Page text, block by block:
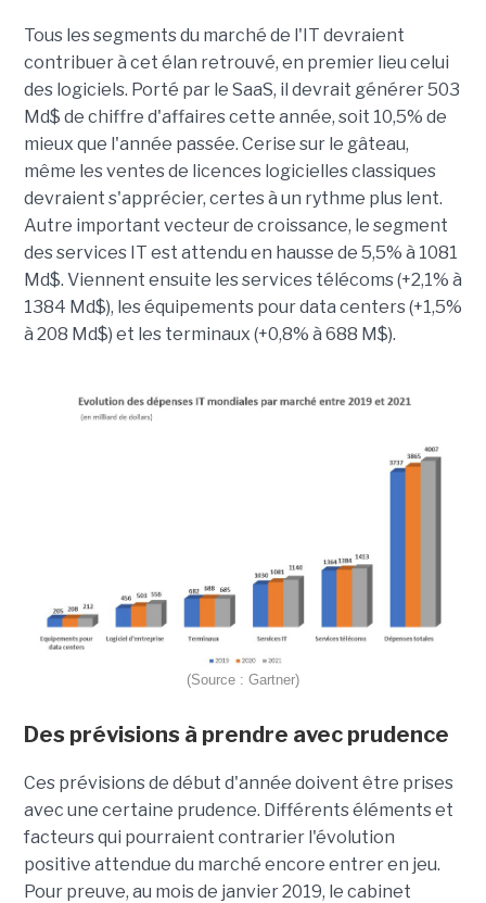
Tous les segments du marché de l'IT devraient
contribuer à cet élan retrouvé, en premier lieu celui
des logiciels. Porté par le SaaS, il devrait générer 503
Md$ de chiffre d'affaires cette année, soit 10,5% de
mieux que l'année passée. Cerise sur le gâteau,
même les ventes de licences logicielles classiques
devraient s'apprécier, certes à un rythme plus lent.
Autre important vecteur de croissance, le segment
des services IT est attendu en hausse de 5,5% à 1081
Md$. Viennent ensuite les services télécoms (+2,1% à
1384 Md$), les équipements pour data centers (+1,5%
à 208 Md$) et les terminaux (+0,8% à 688 M$).
(Source : Gartner)
Des prévisions à prendre avec prudence
Ces prévisions de début d'année doivent être prises
avec une certaine prudence. Différents éléments et
facteurs qui pourraient contrarier l'évolution
positive attendue du marché encore entrer en jeu.
Pour preuve, au mois de janvier 2019, le cabinet